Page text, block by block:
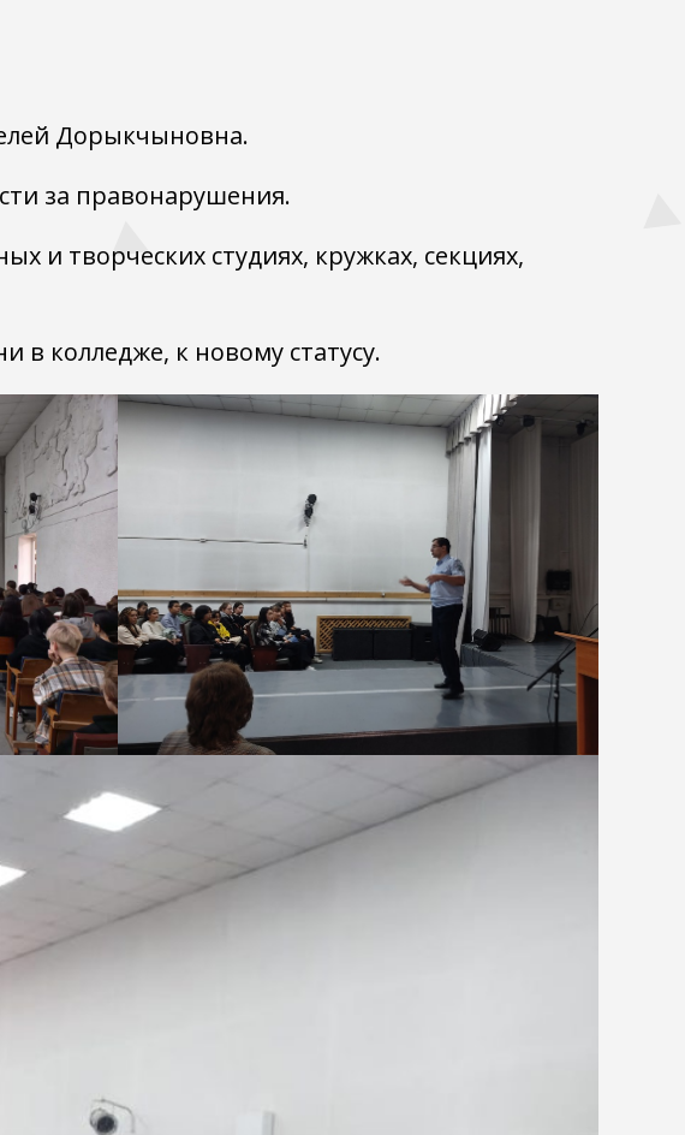
Дорыкчыновна.
за правонарушения.
и творческих студиях, кружках, секциях,
в колледже, к новому статусу.